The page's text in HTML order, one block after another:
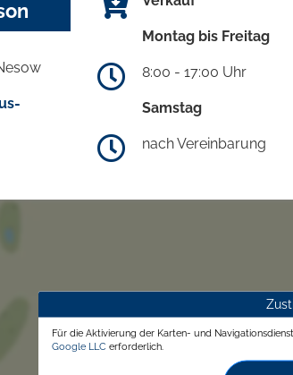
Montag bis Freitag
8:00 - 17:00 Uhr
Samstag
nach Vereinbarung
Für die Aktivierung der Karten- und
Google LLC erforderlich.